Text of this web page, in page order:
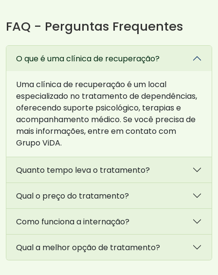
FAQ - Perguntas Frequentes
O que é uma clínica de recuperação?
Uma clínica de recuperação é um local
especializado no tratamento de dependências,
oferecendo suporte psicológico, terapias e
acompanhamento médico. Se você precisa de
mais informações, entre em contato com
Grupo ViDA.
Quanto tempo leva o tratamento?
Qual o preço do tratamento?
Como funciona a internação?
Qual a melhor opção de tratamento?